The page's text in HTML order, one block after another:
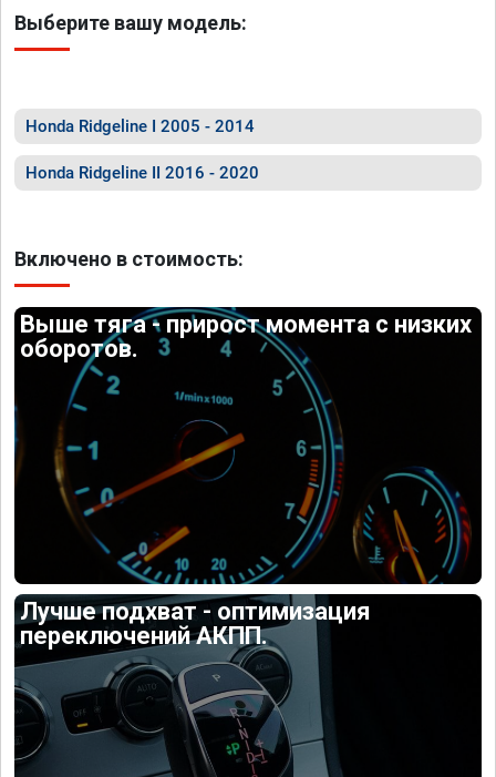
Выберите вашу модель:
Honda Ridgeline I 2005 - 2014
Honda Ridgeline II 2016 - 2020
Включено в стоимость:
Выше тяга - прирост момента с низких
оборотов.
Лучше подхват - оптимизация
переключений АКПП.